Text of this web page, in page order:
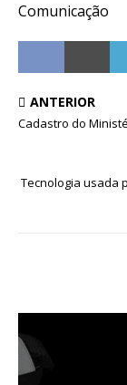
Comunicação
ANTERIOR
Cadastro do
Tecnologia usada